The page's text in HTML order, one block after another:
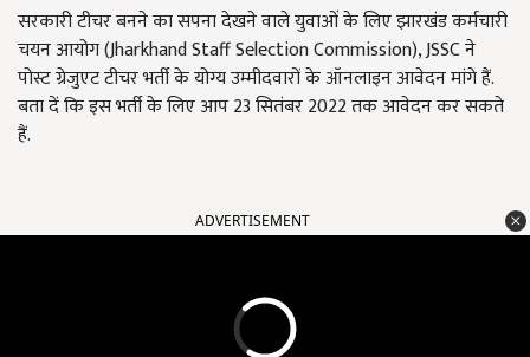
सरकारी टीचर बनने का सपना देखने वाले युवाओं के लिए झारखंड कर्मचारी
चयन आयोग (Jharkhand Staff Selection Commission), JSSC ने
पोस्ट ग्रेजुएट टीचर भर्ती के योग्य उम्मीदवारों के ऑनलाइन आवेदन मांगे हैं.
बता दें कि इस भर्ती के लिए आप 23 सितंबर 2022 तक आवेदन कर सकते
हैं.
ADVERTISEMENT